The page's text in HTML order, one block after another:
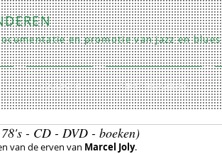
en promotie van jazz en blues
COLLECTIE REPETITIES/LESSEN
- CD - DVD - boeken)
van de erven van Marcel Joly.